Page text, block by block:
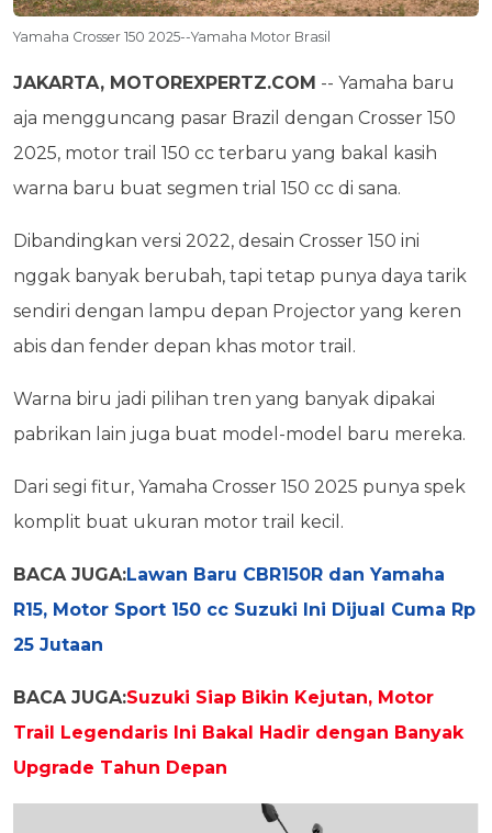
Yamaha Crosser 150 2025--Yamaha Motor Brasil
JAKARTA, MOTOREXPERTZ.COM -- Yamaha baru
aja mengguncang pasar Brazil dengan Crosser 150
2025, motor trail 150 cc terbaru yang bakal kasih
warna baru buat segmen trial 150 cc di sana.
Dibandingkan versi 2022, desain Crosser 150 ini
nggak banyak berubah, tapi tetap punya daya tarik
sendiri dengan lampu depan Projector yang keren
abis dan fender depan khas motor trail.
Warna biru jadi pilihan tren yang banyak dipakai
pabrikan lain juga buat model-model baru mereka.
Dari segi fitur, Yamaha Crosser 150 2025 punya spek
komplit buat ukuran motor trail kecil.
BACA JUGA:Lawan Baru CBR150R dan Yamaha
R15, Motor Sport 150 cc Suzuki Ini Dijual Cuma Rp
25 Jutaan
BACA JUGA:Suzuki Siap Bikin Kejutan, Motor
Trail Legendaris Ini Bakal Hadir dengan Banyak
Upgrade Tahun Depan